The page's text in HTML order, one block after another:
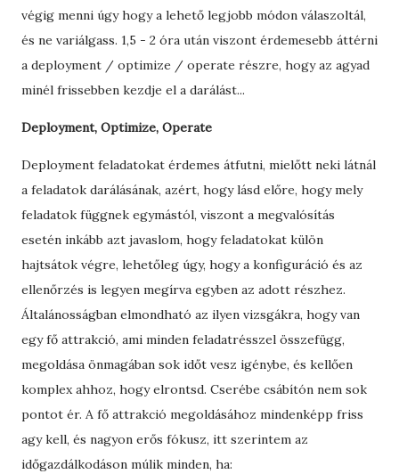
végig menni úgy hogy a lehető legjobb módon válaszoltál,
és ne variálgass. 1,5 - 2 óra után viszont érdemesebb áttérni
a deployment / optimize / operate részre, hogy az agyad
minél frissebben kezdje el a darálást...
Deployment, Optimize, Operate
Deployment feladatokat érdemes átfutni, mielőtt neki látnál
a feladatok darálásának, azért, hogy lásd előre, hogy mely
feladatok függnek egymástól, viszont a megvalósítás
esetén inkább azt javaslom, hogy feladatokat külön
hajtsátok végre, lehetőleg úgy, hogy a konfiguráció és az
ellenőrzés is legyen megírva egyben az adott részhez.
Általánosságban elmondható az ilyen vizsgákra, hogy van
egy fő attrakció, ami minden feladatrésszel összefügg,
megoldása önmagában sok időt vesz igénybe, és kellően
komplex ahhoz, hogy elrontsd. Cserébe csábítón nem sok
pontot ér. A fő attrakció megoldásához mindenképp friss
agy kell, és nagyon erős fókusz, itt szerintem az
időgazdálkodáson múlik minden, ha: